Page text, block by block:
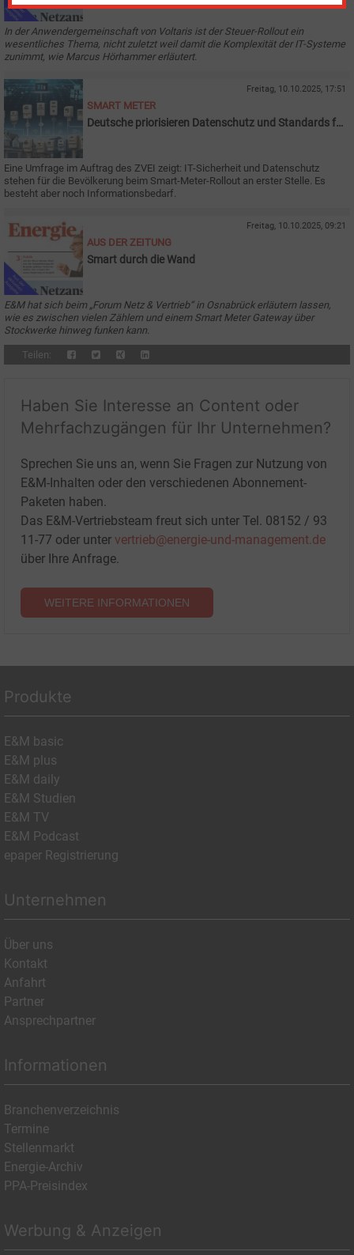
In der Anwendergemeinschaft von Voltaris ist der Steuer-Rollout ein
wesentliches Thema, nicht zuletzt weil damit die Komplexität der IT-Systeme
zunimmt, wie Marcus Hörhammer erläutert.
Freitag, 10.10.2025, 17:51
SMART METER
Deutsche priorisieren Datenschutz und Standards für
Eine Umfrage im Auftrag des ZVEI zeigt: IT-Sicherheit und Datenschutz
stehen für die Bevölkerung beim Smart-Meter-Rollout an erster Stelle. Es
besteht aber noch Informationsbedarf.
Freitag, 10.10.2025, 09:21
AUS DER ZEITUNG
Smart durch die Wand
E&M hat sich beim „Forum Netz & Vertrieb“ in Osnabrück erläutern lassen,
wie es zwischen vielen Zählern und einem Smart Meter Gateway über
Stockwerke hinweg funken kann.
Teilen:
Haben Sie Interesse an Content oder
Mehrfachzugängen für Ihr Unternehmen?
Sprechen Sie uns an, wenn Sie Fragen zur Nutzung von
E&M-Inhalten oder den verschiedenen Abonnement-
Paketen haben.
Das E&M-Vertriebsteam freut sich unter Tel. 08152 / 93
11-77 oder unter vertrieb@energie-und-management.de
über Ihre Anfrage.
WEITERE INFORMATIONEN
Produkte
E&M basic
E&M plus
E&M daily
E&M Studien
E&M TV
E&M Podcast
epaper Registrierung
Unternehmen
Über uns
Kontakt
Anfahrt
Partner
Ansprechpartner
Informationen
Branchenverzeichnis
Termine
Stellenmarkt
Energie-Archiv
PPA-Preisindex
Werbung & Anzeigen